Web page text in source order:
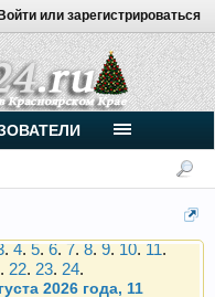
Войти или зарегистрироваться
клуба!
Telegram-чате.
дизелей от
.22.23.24.
2026 года, 11